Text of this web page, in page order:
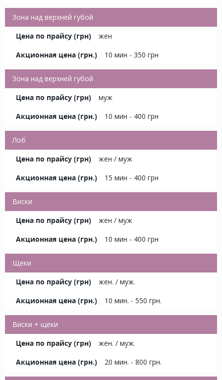
Зона над верхней губой
жен
10 мин - 350 грн
Зона над верхней губой
муж
10 мин - 400 грн
Лоб
жен / муж
15 мин - 400 грн
Виски
жен / муж
10 мин - 400 грн
Щеки
жен. / муж.
10 мин. - 550 грн.
Виски + щеки
жен. / муж.
20 мин. - 800 грн.